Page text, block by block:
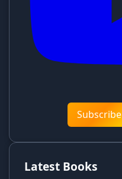
Subscribe
Latest Books